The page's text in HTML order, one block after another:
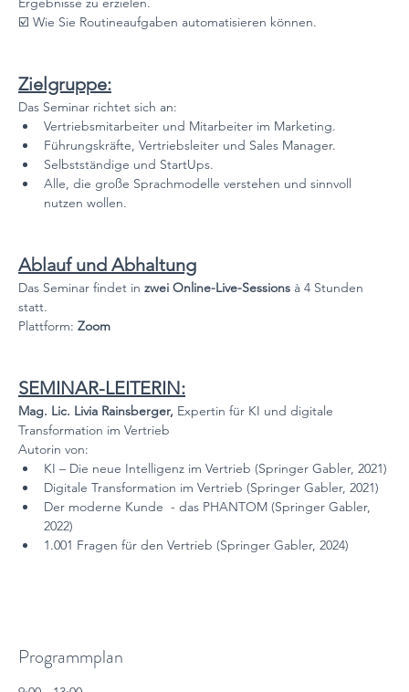
☑️ Wie Sie Routineaufgaben automatisieren können.
Zielgruppe:
Das Seminar richtet sich an:
Vertriebsmitarbeiter und Mitarbeiter im Marketing.
Führungskräfte, Vertriebsleiter und Sales Manager.
Selbstständige und StartUps.
Alle, die große Sprachmodelle verstehen und sinnvoll
nutzen wollen.
Ablauf und Abhaltung
Das Seminar findet in zwei Online-Live-Sessions à 4 Stunden
statt.
Plattform: Zoom
SEMINAR-LEITERIN:
Mag. Lic. Livia Rainsberger, Expertin für KI und digitale
Transformation im Vertrieb
Autorin von:
KI – Die neue Intelligenz im Vertrieb (Springer Gabler, 2021)
Digitale Transformation im Vertrieb (Springer Gabler, 2021)
Der moderne Kunde  - das PHANTOM (Springer Gabler,
2022)
1.001 Fragen für den Vertrieb (Springer Gabler, 2024)
Programmplan